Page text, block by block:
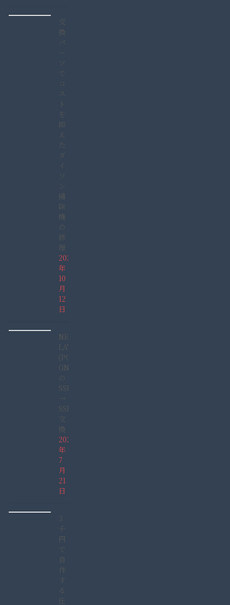
交
換
パ
ー
ツ
で
コ
ス
ト
を
抑
え
た
ダ
イ
ソ
ン
掃
除
機
の
修
理
2025
年
10
月
12
日
NEC
LAVIE
(PC-
GN165GDAD)
の
SSHD
→
SSD
交
換
2022
年
7
月
21
日
3
千
円
で
自
作
す
る
圧